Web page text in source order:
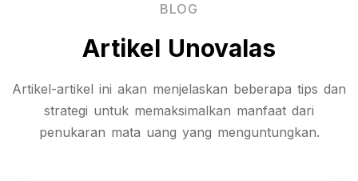
BLOG
Artikel Unovalas
Artikel-artikel ini akan menjelaskan beberapa tips dan
strategi untuk memaksimalkan manfaat dari
penukaran mata uang yang menguntungkan.